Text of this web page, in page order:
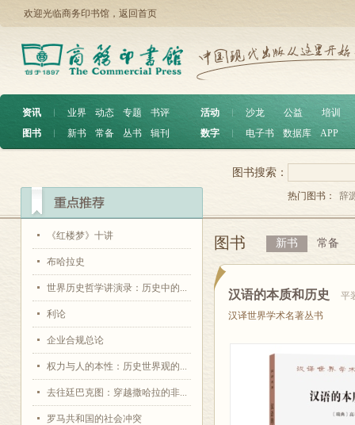
欢迎光临商务印书馆， 返回首页
资讯 ︱ 业界 动态 专题
书评
图书
︱ 新书 常备 丛书 辑刊
活动 沙龙 公益
培训
数字
电子书 数据库 APP
《红楼梦》十讲
布哈拉史
世界历史哲学讲演录：历史中的...
利论
企业合规总论
权力与人的本性：历史世界观的...
去往廷巴克图：穿越撒哈拉的非...
罗马共和国的社会冲突
图书搜索：
热门图书： 辞
图书 新书 常备
汉语的本质和历史
平
汉译世界学术名著丛书